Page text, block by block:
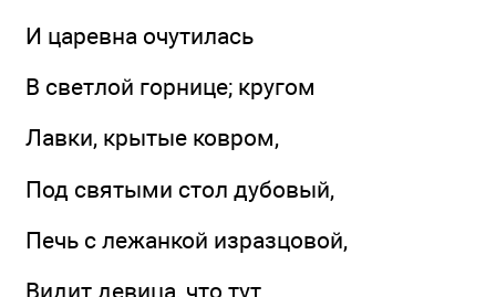
И царевна очутилась
В светлой горнице; кругом
Лавки, крытые ковром,
Под святыми стол дубовый,
Печь с лежанкой изразцовой,
Видит девица, что тут